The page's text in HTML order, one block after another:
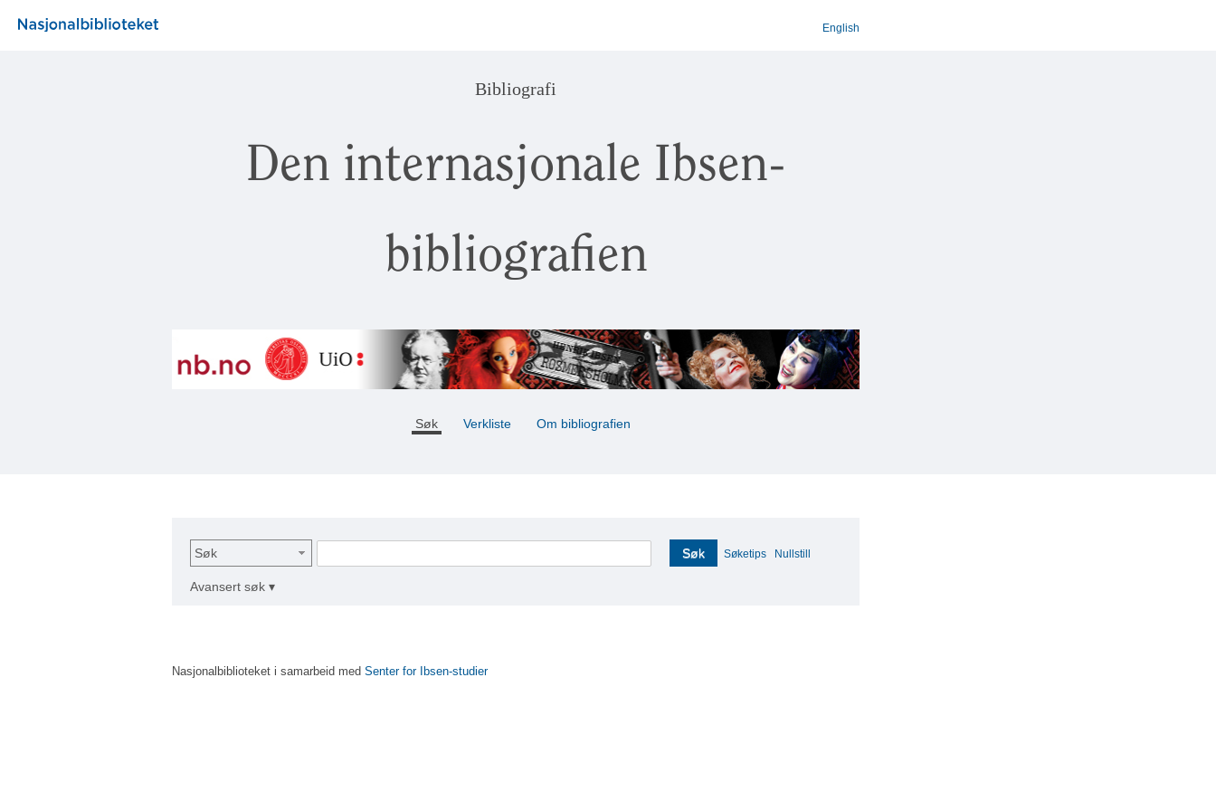
English
Bibliografi
Den internasjonale Ibsen-
bibliografien
Søk Verkliste Om bibliografien
Søk Søk Søketips Nullstill
Avansert søk ▾
Nasjonalbiblioteket i samarbeid med Senter for Ibsen-studier